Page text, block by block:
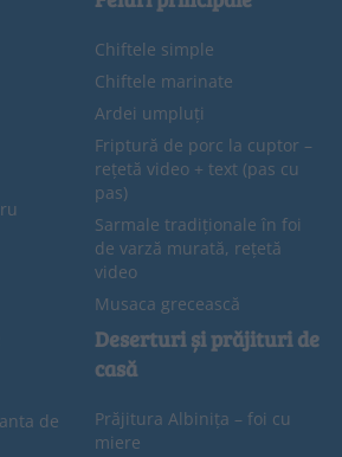
Chiftele simple
Chiftele marinate
Ardei umpluți
Friptură de porc la cuptor –
rețetă video + text (pas cu
pas)
Sarmale tradiționale în foi
de varză murată, rețetă
video
Musaca grecească
de
Deserturi și prăjituri de
casă
Prăjitura Albinița – foi cu
miere